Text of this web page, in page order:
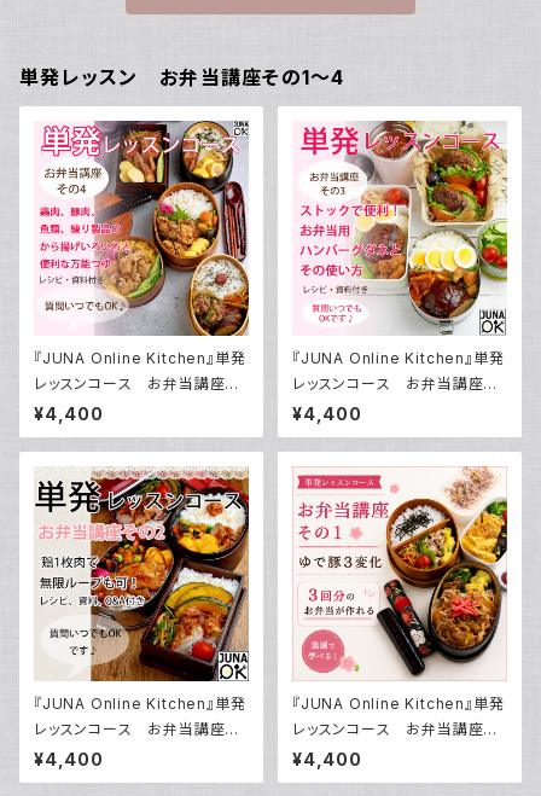
単発レッスン お弁当講座その1～4
『JUNA Online Kitchen』単発
レッスンコース お弁当講座
その4 から揚げ弁当いろいろ
～鶏肉、豚肉、魚類、練り製品を
弁当につかえる万能つゆ 7：1：
1～／動画ダウンロード付き！
¥4,400
『JUNA Online Kitchen』単発
レッスンコース お弁当講座
その3 ストックで便利！ お弁当
用 ハンバーグダネと その使い
¥4,400
『JUNA Online Kitchen』単発
レッスンコース お弁当講座
その2 鶏1枚肉の扱い方をレク
チャー／動画ダウンロード付き！
¥4,400
『JUNA Online Kitchen』単発
レッスンコース お弁当講座
その1 ゆで豚3変化で3回分の
お弁当が作れる／動画ダウンロ
¥4,400